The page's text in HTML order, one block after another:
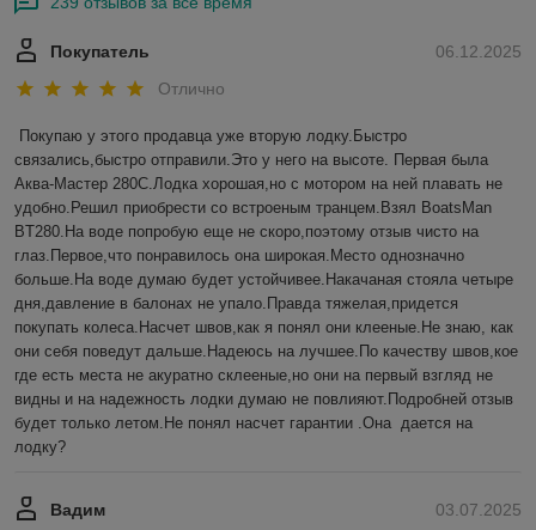
06.12.2025
Покупатель
Отлично
Покупаю у этого продавца уже вторую лодку.Быстро
связались,быстро отправили.Это у него на высоте. Первая была
Аква-Мастер 280С.Лодка хорошая,но с мотором на ней плавать не
удобно.Решил приобрести со встроеным транцем.Взял BoatsMan
BT280.На воде попробую еще не скоро,поэтому отзыв чисто на
глаз.Первое,что понравилось она широкая.Место однозначно
больше.На воде думаю будет устойчивее.Накачаная стояла четыре
дня,давление в балонах не упало.Правда тяжелая,придется
покупать колеса.Насчет швов,как я понял они клееные.Не знаю, как
они себя поведут дальше.Надеюсь на лучшее.По качеству швов,кое
где есть места не акуратно склееные,но они на первый взгляд не
видны и на надежность лодки думаю не повлияют.Подробней отзыв
будет только летом.Не понял насчет гарантии .Она  дается на
лодку?
03.07.2025
Вадим